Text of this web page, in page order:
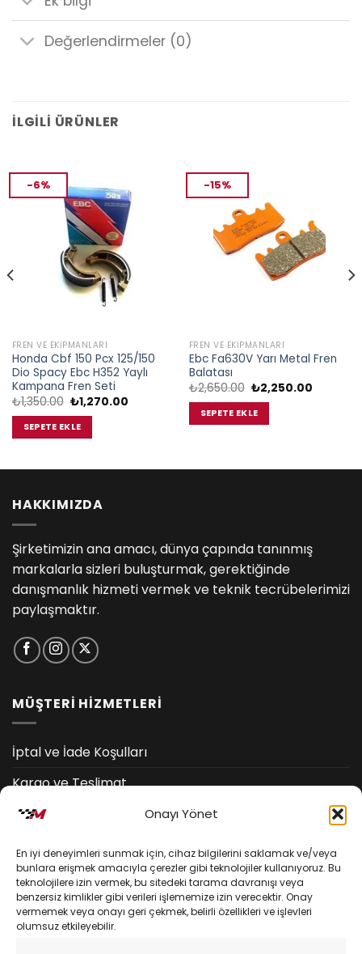
Onayı Yönet
En iyi deneyimleri sunmak için, cihaz bilgilerini saklamak ve/veya
bunlara erişmek amacıyla çerezler gibi teknolojiler kullanıyoruz. Bu
teknolojilere izin vermek, bu sitedeki tarama davranışı veya
benzersiz kimlikler gibi verileri işlememize izin verecektir. Onay
vermemek veya onayı geri çekmek, belirli özellikleri ve işlevleri
olumsuz etkileyebilir.
Değerlendirmeler (0)
İLGILI ÜRÜNLER
-6%
FREN VE EKIPMANLARI
Honda Cbf 150 Pcx 125/150
Dio Spacy Ebc H352 Yaylı
Kampana Fren Seti
₺1,350.00 Orijinal
fiyat:
₺1,350.00.
₺1,270.00Şu
SEPETE EKLE
-15%
FREN VE EKIPMANLARI
Ebc Fa630V Yarı Metal Fren
Balatası
₺2,650.00 Orijinal
fiyat:
₺2,650.00.
₺2,250.00Şu
SEPETE EKLE
HAKKIMIZDA
Şirketimizin ana amacı, dünya çapında tanınmış
markalarla sizleri buluşturmak, gerektiğinde
danışmanlık hizmeti vermek ve teknik tecrübelerimizi
paylaşmaktır.
MÜŞTERİ HİZMETLERİ
İptal ve İade Koşulları
Kargo ve Teslimat
Kişisel Verilerin Korunması
YARDIM
Müşteri Hizmetleri